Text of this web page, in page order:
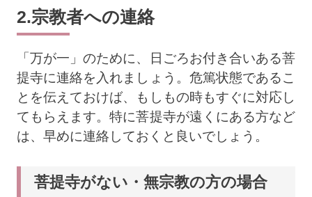
2.宗教者への連絡
「万が一」のために、日ごろお付き合いある菩
提寺に連絡を入れましょう。危篤状態であるこ
とを伝えておけば、もしもの時もすぐに対応し
てもらえます。特に菩提寺が遠くにある方など
は、早めに連絡しておくと良いでしょう。
菩提寺がない・無宗教の方の場合